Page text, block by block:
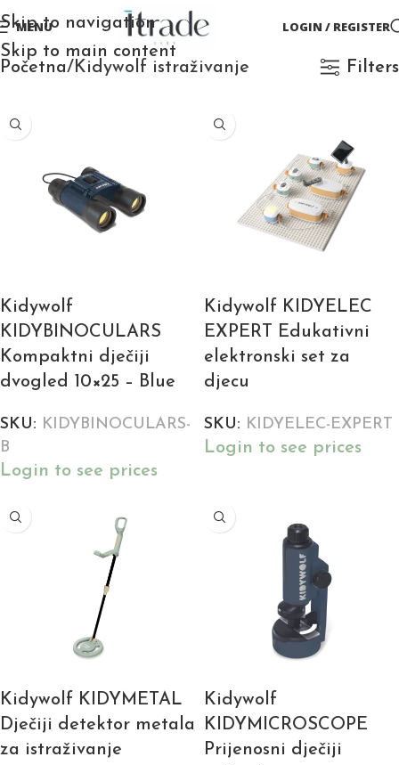
Skip to navigation
Skip to main content
MENU LOGIN / REGISTER
Početna Kidywolf istraživanje Filters
Kidywolf
KIDYBINOCULARS
Kompaktni dječiji
dvogled 10×25 – Blue
SKU: KIDYBINOCULARS-
B
Login to see prices
Kidywolf KIDYELEC
EXPERT Edukativni
elektronski set za
djecu
SKU: KIDYELEC-EXPERT
Login to see prices
Kidywolf KIDYMETAL
Dječiji detektor metala
za istraživanje
Kidywolf
KIDYMICROSCOPE
Prijenosni dječiji